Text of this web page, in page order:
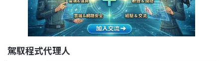
駕馭程式代理人